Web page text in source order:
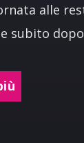
alle
subito